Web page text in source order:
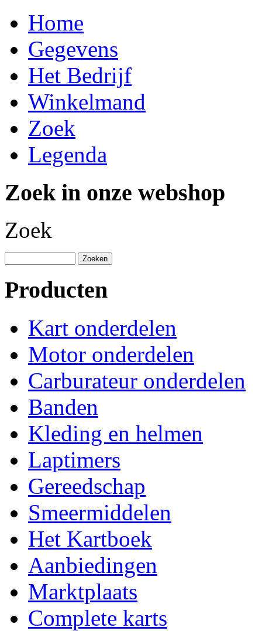
Home
Gegevens
Het Bedrijf
Winkelmand
Zoek
Legenda
Zoek in onze webshop
Zoek
Producten
Kart onderdelen
Motor onderdelen
Carburateur onderdelen
Banden
Kleding en helmen
Laptimers
Gereedschap
Smeermiddelen
Het Kartboek
Aanbiedingen
Marktplaats
Complete karts